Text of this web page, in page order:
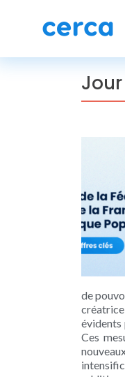
Jour
de
créatrice
évidents
Ces